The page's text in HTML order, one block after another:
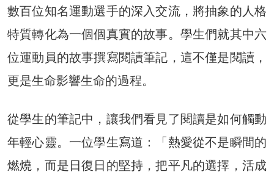
數百位知名運動選手的深入交流，將抽象的人格
特質轉化為一個個真實的故事。學生們就其中六
位運動員的故事撰寫閱讀筆記，這不僅是閱讀，
更是生命影響生命的過程。
從學生的筆記中，讓我們看見了閱讀是如何觸動
年輕心靈。一位學生寫道：「熱愛從不是瞬間的
燃燒，而是日復日的堅持，把平凡的選擇，活成